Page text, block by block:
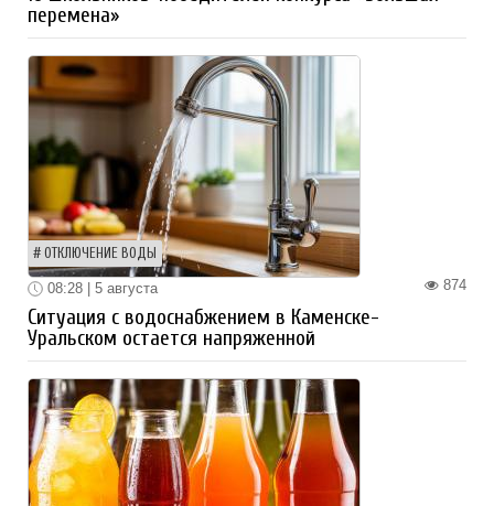
перемена»
ОТКЛЮЧЕНИЕ ВОДЫ
874
08:28 | 5 августа
Ситуация с водоснабжением в Каменске-
Уральском остается напряженной